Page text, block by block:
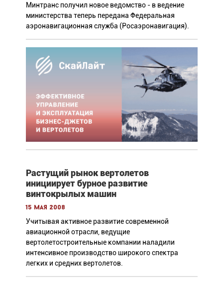
Минтранс получил новое ведомство - в ведение
министерства теперь передана Федеральная
аэронавигационная служба (Росаэронавигация).
Растущий рынок вертолетов
инициирует бурное развитие
винтокрылых машин
15 мая 2008
Учитывая активное развитие современной
авиационной отрасли, ведущие
вертолетостроительные компании наладили
интенсивное производство широкого спектра
легких и средних вертолетов.